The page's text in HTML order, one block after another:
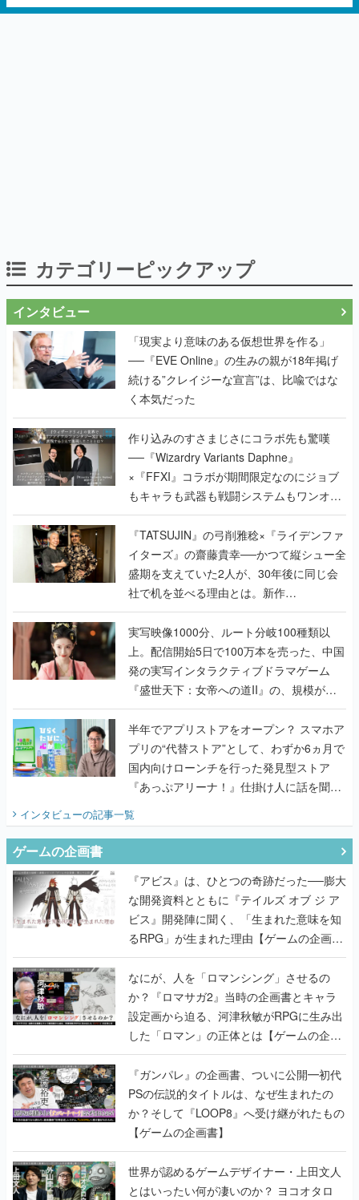
カテゴリーピックアップ
インタビュー
「現実より意味のある仮想世界を作る」
──『EVE Online』の生みの親が18年掲げ
続ける”クレイジーな宣言”は、比喩ではな
く本気だった
作り込みのすさまじさにコラボ先も驚嘆
──『Wizardry Variants Daphne』
×『FFXI』コラボが期間限定なのにジョブ
もキャラも武器も戦闘システムもワンオフ
で作り込まれた理由を両ディレクターに聞
く
『TATSUJIN』の弓削雅稔×『ライデンファ
イターズ』の齋藤貴幸──かつて縦シュー全
盛期を支えていた2人が、30年後に同じ会
社で机を並べる理由とは。新作
『TATSUJIN EXTREME』で初タッグを組
んだレジェンド2人に訊く開発秘話
実写映像1000分、ルート分岐100種類以
上。配信開始5日で100万本を売った、中国
発の実写インタラクティブドラマゲーム
『盛世天下：女帝への道II』の、規模が違
うこだわりをプロデューサーに聞いた
半年でアプリストアをオープン？ スマホア
プリの“代替ストア”として、わずか6ヵ月で
国内向けローンチを行った発見型ストア
『あっぷアリーナ！』仕掛け人に話を聞い
てみた
インタビューの記事一覧
ゲームの企画書
『アビス』は、ひとつの奇跡だった──膨大
な開発資料とともに『テイルズ オブ ジ ア
ビス』開発陣に聞く、「生まれた意味を知
るRPG」が生まれた理由【ゲームの企画
書】
なにが、人を「ロマンシング」させるの
か？『ロマサガ2』当時の企画書とキャラ
設定画から迫る、河津秋敏がRPGに生み出
した「ロマン」の正体とは【ゲームの企画
書】
『ガンパレ』の企画書、ついに公開━初代
PSの伝説的タイトルは、なぜ生まれたの
か？そして『LOOP8』へ受け継がれたもの
【ゲームの企画書】
世界が認めるゲームデザイナー・上田文人
とはいったい何が凄いのか？ ヨコオタロ